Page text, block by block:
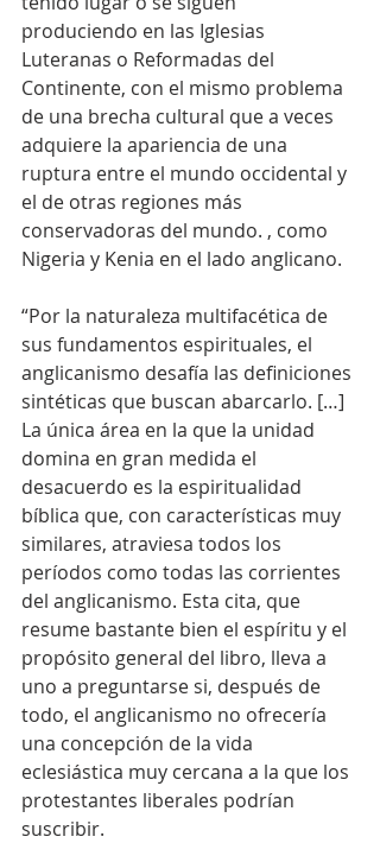
produciendo en las Iglesias
Luteranas o Reformadas del
Continente, con el mismo problema
de una brecha cultural que a veces
adquiere la apariencia de una
ruptura entre el mundo occidental y
el de otras regiones más
conservadoras del mundo. , como
Nigeria y Kenia en el lado anglicano.
“Por la naturaleza multifacética de
sus fundamentos espirituales, el
anglicanismo desafía las definiciones
sintéticas que buscan abarcarlo. […]
La única área en la que la unidad
domina en gran medida el
desacuerdo es la espiritualidad
bíblica que, con características muy
similares, atraviesa todos los
períodos como todas las corrientes
del anglicanismo. Esta cita, que
resume bastante bien el espíritu y el
propósito general del libro, lleva a
uno a preguntarse si, después de
todo, el anglicanismo no ofrecería
una concepción de la vida
eclesiástica muy cercana a la que los
protestantes liberales podrían
suscribir.